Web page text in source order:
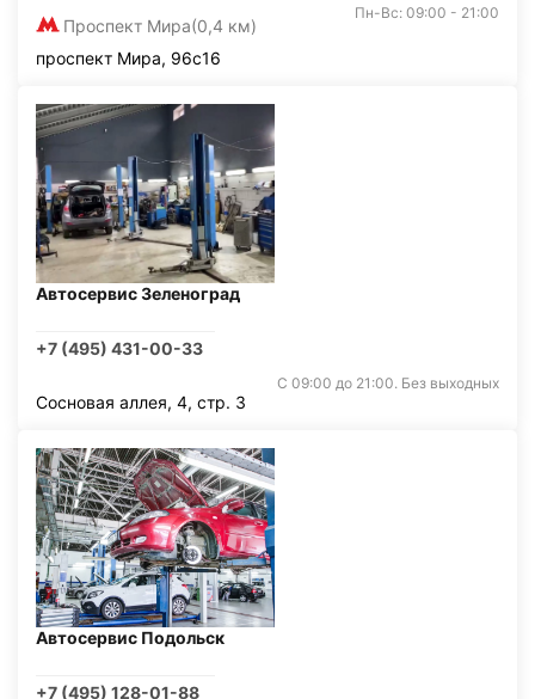
Проспект Мира(0,4 км)
Пн-Вс: 09:00 - 21:00
проспект Мира, 96с16
Автосервис Зеленоград
+7 (495) 431-00-33
С 09:00 до 21:00. Без выходных
Сосновая аллея, 4, стр. 3
Автосервис Подольск
+7 (495) 128-01-88